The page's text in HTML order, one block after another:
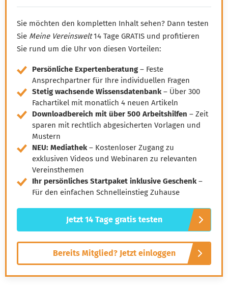
Sie möchten den kompletten Inhalt sehen? Dann testen
Sie Meine Vereinswelt14 Tage GRATIS und profitieren
Sie rund um die Uhr von diesen Vorteilen:
Persönliche Expertenberatung– Feste
Ansprechpartner für Ihre individuellen Fragen
Stetig wachsende Wissensdatenbank– Über 300
Fachartikel mit monatlich 4 neuen Artikeln
Downloadbereich mit über 500 Arbeitshilfen – Zeit
sparen mit rechtlich abgesicherten Vorlagen und
Mustern
NEU: Mediathek– Kostenloser Zugang zu
exklusiven Videos und Webinaren zu relevanten
Vereinsthemen
Ihr persönliches Startpaket inklusive Geschenk–
Für den einfachen Schnelleinstieg Zuhause
Jetzt 14 Tage gratis testen
Bereits Mitglied? Jetzt einloggen